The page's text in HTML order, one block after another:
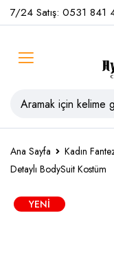
7/24 Satış: 0531 841
Ana Sayfa Kadın
Detaylı BodySuit Kostüm
YENI